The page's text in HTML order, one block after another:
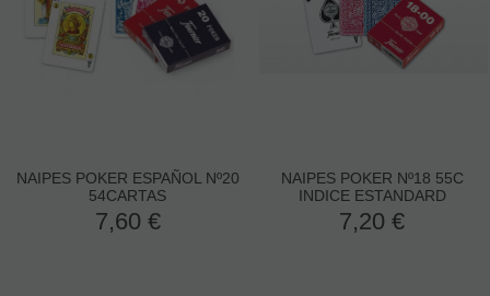
NAIPES POKER ESPAÑOL Nº20
54CARTAS
7,60 €
NAIPES POKER Nº18 55C
INDICE ESTANDARD
7,20 €